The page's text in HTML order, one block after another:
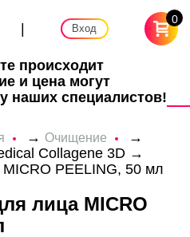
| Вход
0
происходит
и цена могут
наших специалистов!
→ Очищение →
Collagene 3D→
PEELING, 50 мл
лица MICRO